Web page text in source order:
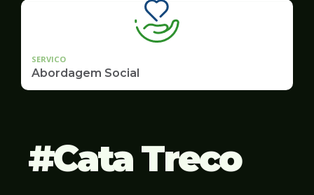
SERVICO
Abordagem Social
Cata Treco